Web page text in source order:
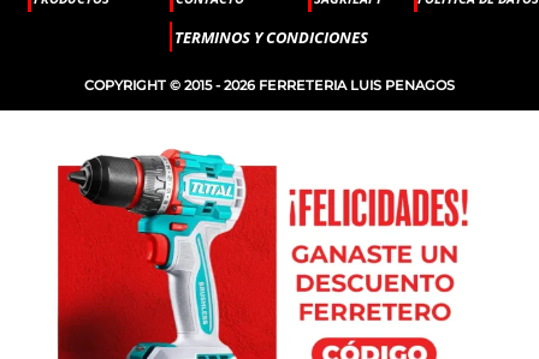
TERMINOS Y CONDICIONES
COPYRIGHT © 2015 - 2026 FERRETERIA LUIS PENAGOS